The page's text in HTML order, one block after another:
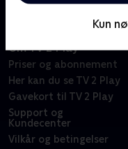
Kun
Om TV 2 Play
Priser og abonnement
Her kan du se TV 2 Play
Gavekort til TV 2 Play
Support og
Kundecenter
Vilkår og betingelser